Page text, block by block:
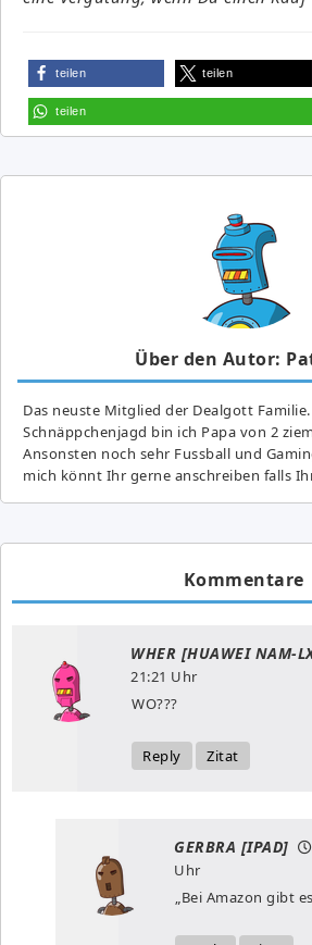
teilen teilen
teilen
Über den Autor:
Das neuste Mitglied der Dealgott
Schnäppchenjagd bin ich Papa von 2
Ansonsten noch sehr Fussball und
mich könnt Ihr gerne anschreiben falls
Kommentare
WHER [HUAWEI NAM-
21:21 Uhr
WO???
Reply Zitat
GERBRA [IPAD]
Uhr
„Bei Amazon gibt